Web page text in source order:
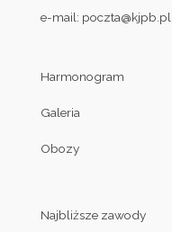
e-mail: poczta@kjpb.pl
Harmonogram
Galeria
Obozy
Najbliższe zawody